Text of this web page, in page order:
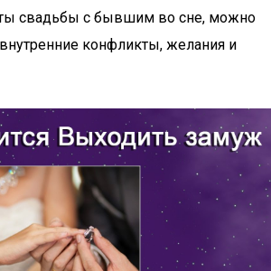
свадьбы с бывшим во сне, можно
конфликты, желания и